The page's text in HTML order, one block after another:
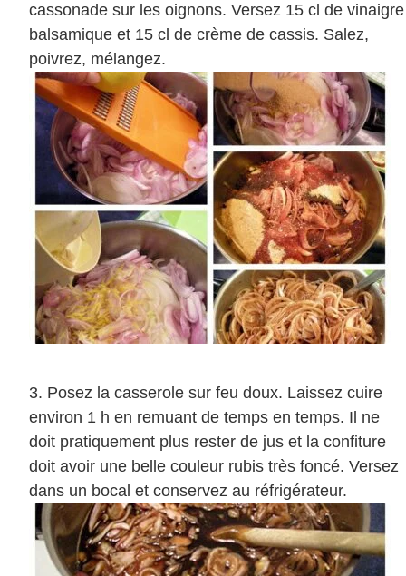
cassonade sur les oignons. Versez 15 cl de vinaigre
balsamique et 15 cl de crème de cassis. Salez,
poivrez, mélangez.
Posez la casserole sur feu doux. Laissez cuire
environ 1 h en remuant de temps en temps. Il ne
doit pratiquement plus rester de jus et la confiture
doit avoir une belle couleur rubis très foncé. Versez
dans un bocal et conservez au réfrigérateur.